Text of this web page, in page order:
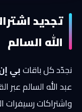
تجديد
الله السالم
نجدّد كل باقاتبي
عبد الله السالم عبر
واشتراكات رسيفرات